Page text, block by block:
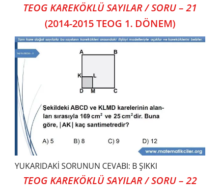
TEOG KAREKÖKLÜ SAYILAR / SORU – 21
(2014-2015 TEOG 1. DÖNEM)
YUKARIDAKİ SORUNUN CEVABI: B ŞIKKI
TEOG KAREKÖKLÜ SAYILAR / SORU – 22